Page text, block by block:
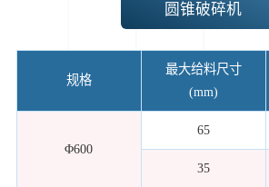
圆锥破碎机
规格
最大给料尺寸
(mm)
Φ600
65
35